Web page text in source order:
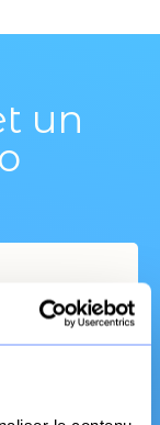
un